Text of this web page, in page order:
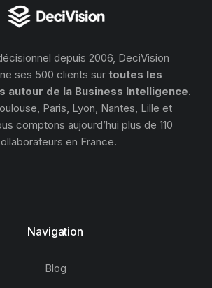
depuis 2006, DeciVision
ses 500 clients sur toutes les
autour de la Business Intelligence.
Paris, Lyon, Nantes, Lille et
comptons aujourd’hui plus de 110
en France.
Navigation
Blog